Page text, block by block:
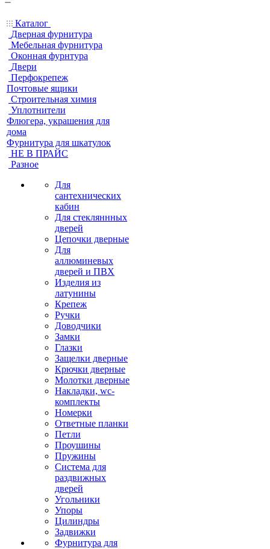
Каталог
Дверная фурнитура
Мебельная фурнитура
Оконная фурнтура
Двери
Перфокрепеж
Почтовые ящики
Строительная химия
Уплотнители
Флюгера, украшения для
дома
Фурнитура для шкатулок
НЕ В ПРАЙС
Разное
Для
сантехнических
кабин
Для стекляннных
дверей
Цепочки дверные
Для
аллюминевых
дверей и ПВХ
Изделия из
латунины
Крепеж
Ручки
Доводчики
Замки
Глазки
Защелки дверные
Крючки дверные
Молотки дверные
Накладки, wc-
комплекты
Номерки
Ответные планки
Петли
Проушины
Пружины
Система для
раздвижных
дверей
Угольники
Упоры
Цилиндры
Задвижки
Фурнитура для